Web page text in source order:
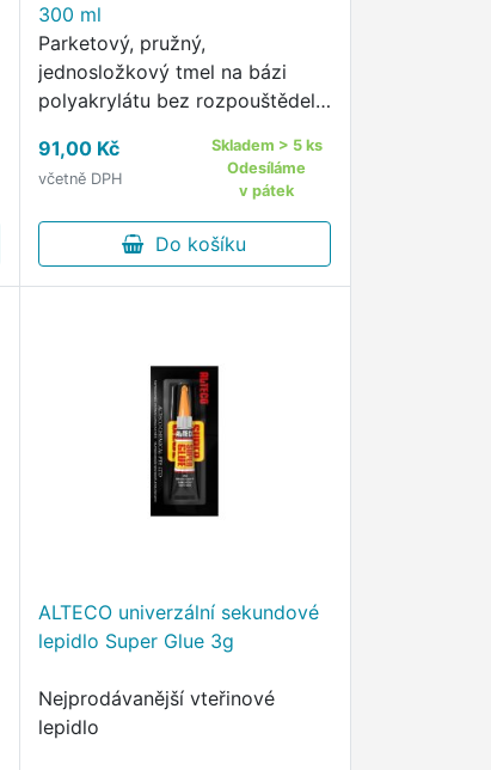
300 ml
Parketový, pružný,
jednosložkový tmel na bázi
polyakrylátu bez rozpouštědel,
zápachu.
91,00 Kč
včetně DPH
Skladem > 5 ks
Odesíláme
v pátek
Do košíku
ALTECO univerzální sekundové
lepidlo Super Glue 3g
Nejprodávanější vteřinové
lepidlo